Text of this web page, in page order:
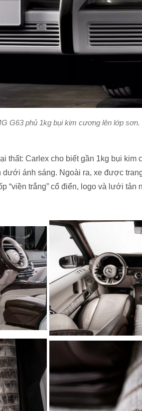
G63 phủ 1kg bụi kim cương lên lớp sơn.
thất: Carlex cho biết gần 1kg bụi
ánh sáng. Ngoài ra, xe được
“viền trắng” cổ điển, logo và lưới tản